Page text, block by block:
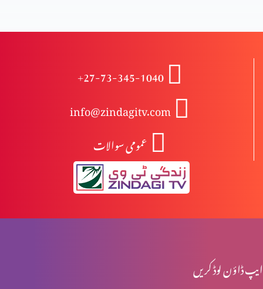
خواتین کی خدمت
صبا کی ملکہ کا شاہی دورہ
محبت کی 5 زبانیں
مقدسہ مریم
+27-73-345-1040
info@zindagitv.com
عمومی سوالات
ایپ ڈاؤن لوڈ کریں